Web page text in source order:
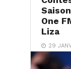
One
Liza
29